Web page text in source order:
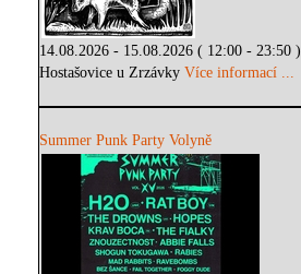
14.08.2026 - 15.08.2026 ( 12:00 - 23:50 )
Hostašovice u ZrzávkyVíce informací ...
Summer Punk Party Volyně